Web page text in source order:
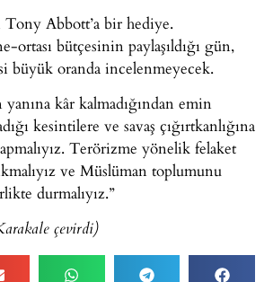
Tony Abbott’a bir hediye.
ortası bütçesinin paylaşıldığı gün,
büyük oranda incelenmeyecek.
kâr kalmadığından emin
kesintilere ve savaş çığırtkanlığına
Terörizme yönelik felaket
ve Müslüman toplumunu
durmalıyız.”
çevirdi)